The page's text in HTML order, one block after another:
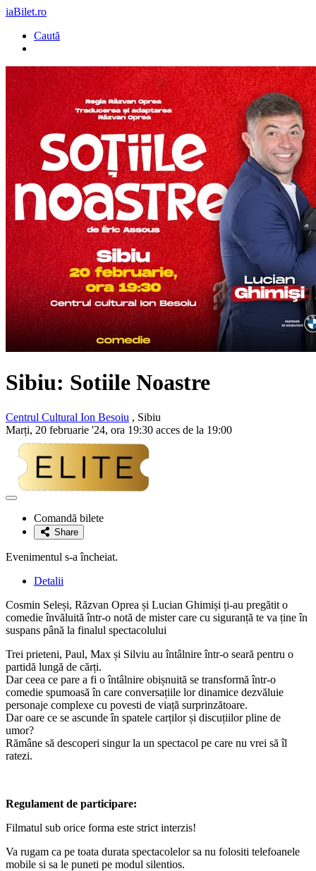
iaBilet.ro
Caută
Sibiu: Sotiile Noastre
Centrul Cultural Ion Besoiu , Sibiu
Marți, 20 februarie '24, ora 19:30 acces de la 19:00
Adaugă
favoriteComandă bilete
Share
Evenimentul s-a încheiat.
Detalii
Cosmin Seleși, Răzvan Oprea și Lucian Ghimiși ți-au pregătit o
comedie învăluită într-o notă de mister care cu siguranță te va ține în
suspans până la finalul spectacolului
Trei prieteni, Paul, Max și Silviu au întâlnire într-o seară pentru o
partidă lungă de cărți.
Dar ceea ce pare a fi o întâlnire obișnuită se transformă într-o
comedie spumoasă în care conversațiile lor dinamice dezvăluie
personaje complexe cu povesti de viață surprinzătoare.
Dar oare ce se ascunde în spatele carților și discuțiilor pline de
umor?
Rămâne să descoperi singur la un spectacol pe care nu vrei să îl
ratezi.
Regulament de participare:
Filmatul sub orice forma este strict interzis!
Va rugam ca pe toata durata spectacolelor sa nu folositi telefoanele
mobile si sa le puneti pe modul silentios.